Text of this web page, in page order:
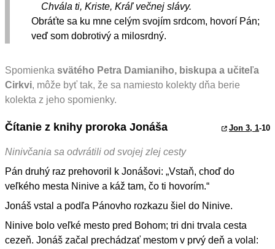
Chvála ti, Kriste, Kráľ večnej slávy.
Obráťte sa ku mne celým svojím srdcom, hovorí Pán;
veď som dobrotivý a milosrdný.
Spomienka svätého Petra Damianiho, biskupa a učiteľa
Cirkvi, môže byť tak, že sa namiesto kolekty dňa berie
kolekta z jeho spomienky.
Čítanie z knihy proroka Jonáša Jon 3, 1-10
Ninivčania sa odvrátili od svojej zlej cesty
Pán druhý raz prehovoril k Jonášovi: „Vstaň, choď do
veľkého mesta Ninive a káž tam, čo ti hovorím.“
Jonáš vstal a podľa Pánovho rozkazu šiel do Ninive.
Ninive bolo veľké mesto pred Bohom; tri dni trvala cesta
cezeň. Jonáš začal prechádzať mestom v prvý deň a volal: